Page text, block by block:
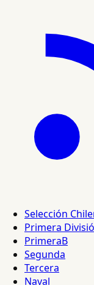
Selección
Primera
PrimeraB
Segunda
Tercera
Naval